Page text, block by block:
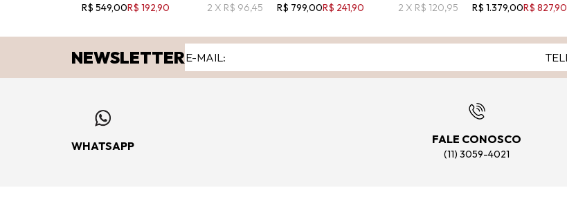
R$ 549,00R$ 192,90 2 X R$ 96,45
R$ 799,00R$ 241,90 2 X R$ 120,95
R$ 1.379,00R$ 827,90
NEWSLETTER
WHATSAPP
FALE CONOSCO
(11) 3059-4021